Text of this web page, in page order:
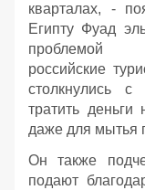
кварталах, -
Египту Фуад
проблемой
российские
столкнулись
тратить деньги
даже для мытья
Он также
подают